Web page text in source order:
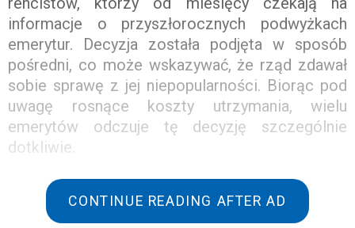
informacje o przyszłorocznych podwyżkach
emerytur. Decyzja została podjęta w sposób
pośredni, co może wskazywać, że rząd zdawał
sobie sprawę z jej niepopularności. Biorąc pod
uwagę rosnące koszty utrzymania, wielu
emerytów odczuje tę decyzję szczególnie
dotkliwie.
Podwyżka o 4,9% to znaczący spadek w
porównaniu z poprzednimi latami. Emeryci
CONTINUE READING AFTER AD